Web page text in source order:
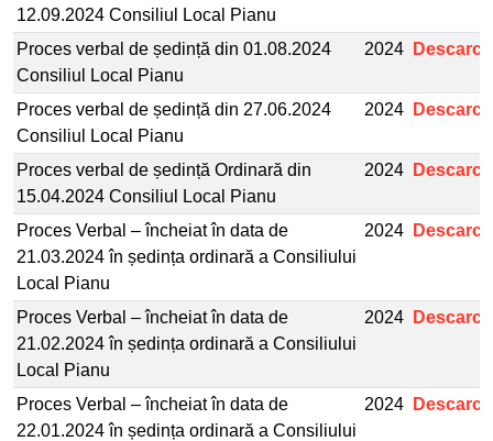
12.09.2024 Consiliul Local Pianu
Proces verbal de ședință din 01.08.2024
Consiliul Local Pianu
2024 Descarcă
Proces verbal de ședință din 27.06.2024
Consiliul Local Pianu
2024 Descarcă
Proces verbal de ședință Ordinară din
15.04.2024 Consiliul Local Pianu
2024 Descarcă
Proces Verbal – încheiat în data de
21.03.2024 în ședința ordinară a Consiliului
Local Pianu
2024 Descarcă
Proces Verbal – încheiat în data de
21.02.2024 în ședința ordinară a Consiliului
Local Pianu
2024 Descarcă
Proces Verbal – încheiat în data de
22.01.2024 în ședința ordinară a Consiliului
2024 Descarcă